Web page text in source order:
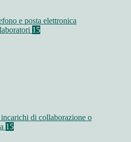
e posta elettronica
15
di collaborazione o
15